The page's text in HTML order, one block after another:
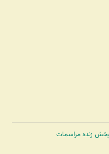
پخش زنده مراسمات